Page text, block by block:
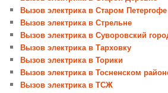
Вызов электрика в Старом Петергофе
Вызов электрика в Стрельне
Вызов электрика в Суворовский
Вызов электрика в Тарховку
Вызов электрика в Торики
Вызов электрика в Тосненском
Вызов электрика в ТСЖ